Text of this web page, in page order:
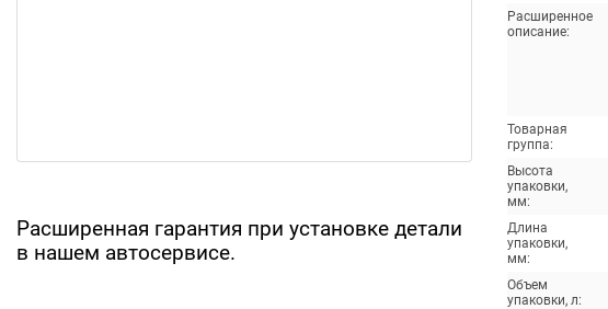
Расширенная гарантия при установке детали
в нашем автосервисе.
Расширенное
описание:
Товарная
группа:
Высота
упаковки,
мм:
Длина
упаковки,
мм:
Объем
упаковки, л: